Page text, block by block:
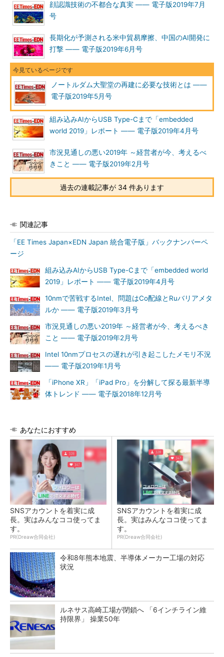
顔認識技術の不都合な真実 ―― 電子版2019年7月
号
長期化が予測される米中貿易摩擦、中国のAI開発に
打撃 ―― 電子版2019年6月号
ノートルダム大聖堂の再建に必要な技術とは ――
電子版2019年5月号
組み込みAIからUSB Type-Cまで「embedded
world 2019」レポート ―― 電子版2019年4月号
市況見通しの悪い2019年 ～経営者が今、考えるべ
きこと ―― 電子版2019年2月号
過去の連載記事が 34 件あります
関連記事
「EE Times Japan×EDN Japan 統合電子版」バックナンバーペ
ージ
組み込みAIからUSB Type-Cまで「embedded world
2019」レポート ―― 電子版2019年4月号
10nmで苦戦するIntel、問題はCo配線とRuバリアメタ
ルか ―― 電子版2019年3月号
市況見通しの悪い2019年 ～経営者が今、考えるべき
こと ―― 電子版2019年2月号
Intel 10nmプロセスの遅れが引き起こしたメモリ不況
―― 電子版2019年1月号
「iPhone XR」「iPad Pro」を分解して探る最新半導
体トレンド ―― 電子版2018年12月号
あなたにおすすめ
SNSアカウントを着実に成
長。実はみんなココ使ってま
す。
PR(Dreaw合同会社)
SNSアカウントを着実に成
長。実はみんなココ使ってま
す。
PR(Dreaw合同会社)
令和8年熊本地震、半導体メーカー工場の対応
状況
ルネサス高崎工場が閉鎖へ 「6インチライン維
持限界」 操業50年